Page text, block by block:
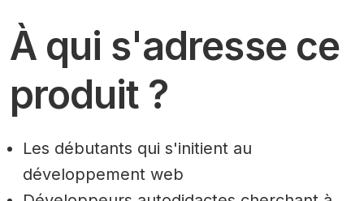
À qui s'adresse ce
produit ?
Les débutants qui s'initient au
développement web